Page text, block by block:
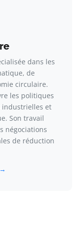
dans les
de
circulaire.
les politiques
industrielles et
Son travail
négociations
de réduction